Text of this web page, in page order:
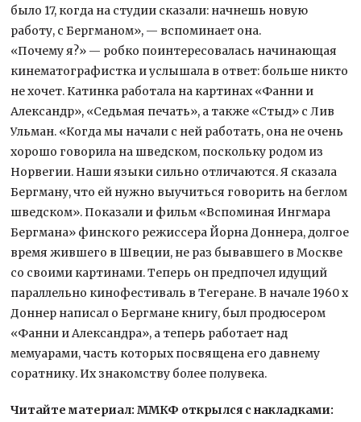
было 17, когда на студии сказали: начнешь новую
работу, с Бергманом», — вспоминает она.
«Почему я?» — робко поинтересовалась начинающая
кинематографистка и услышала в ответ: больше никто
не хочет. Катинка работала на картинах «Фанни и
Александр», «Седьмая печать», а также «Стыд» с Лив
Ульман. «Когда мы начали с ней работать, она не очень
хорошо говорила на шведском, поскольку родом из
Норвегии. Наши языки сильно отличаются. Я сказала
Бергману, что ей нужно выучиться говорить на беглом
шведском». Показали и фильм «Вспоминая Ингмара
Бергмана» финского режиссера Йорна Доннера, долгое
время жившего в Швеции, не раз бывавшего в Москве
со своими картинами. Теперь он предпочел идущий
параллельно кинофестиваль в Тегеране. В начале 1960 х
Доннер написал о Бергмане книгу, был продюсером
«Фанни и Александра», а теперь работает над
мемуарами, часть которых посвящена его давнему
соратнику. Их знакомству более полувека.
Читайте материал: ММКФ открылся с накладками: